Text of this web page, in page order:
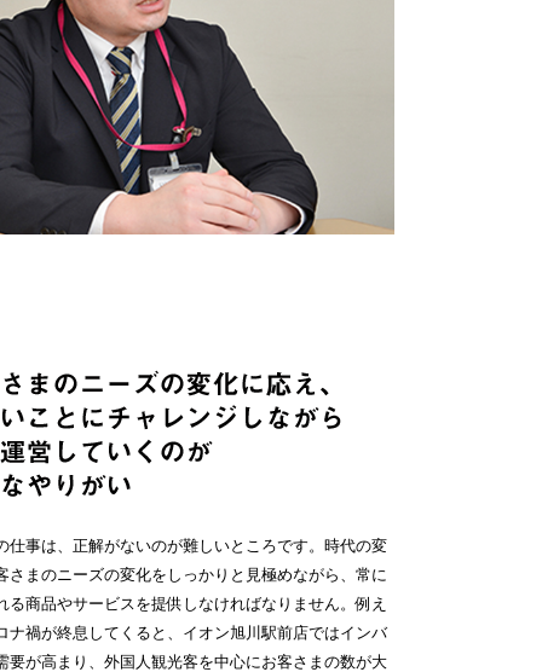
仕事は、正解がないのが難しいところです。時代の変
さまのニーズの変化をしっかりと見極めながら、常に
る商品やサービスを提供しなければなりません。例え
ナ禍が終息してくると、イオン旭川駅前店ではインバ
要が高まり、外国人観光客を中心にお客さまの数が大